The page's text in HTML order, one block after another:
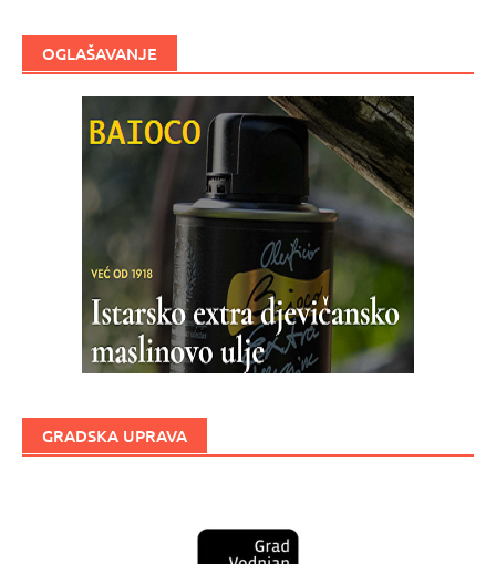
OGLAŠAVANJE
GRADSKA UPRAVA